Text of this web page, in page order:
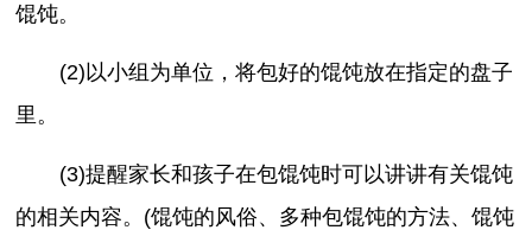
馄饨。
(2)以小组为单位，将包好的馄饨放在指定的盘子
里。
(3)提醒家长和孩子在包馄饨时可以讲讲有关馄饨
的相关内容。(馄饨的风俗、多种包馄饨的方法、馄饨